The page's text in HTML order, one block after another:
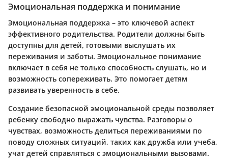
Эмоциональная поддержка и понимание
Эмоциональная поддержка – это ключевой аспект
эффективного родительства. Родители должны быть
доступны для детей, готовыми выслушать их
переживания и заботы. Эмоциональное понимание
включает в себя не только способность слушать, но и
возможность сопереживать. Это помогает детям
развивать уверенность в себе.
Создание безопасной эмоциональной среды позволяет
ребенку свободно выражать чувства. Разговоры о
чувствах, возможность делиться переживаниями по
поводу сложных ситуаций, таких как дружба или учеба,
учат детей справляться с эмоциональными вызовами.